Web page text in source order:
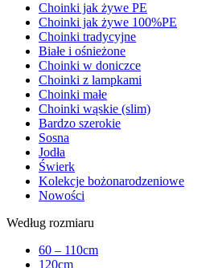
Choinki jak żywe PE
Choinki jak żywe 100%PE
Choinki tradycyjne
Białe i ośnieżone
Choinki w doniczce
Choinki z lampkami
Choinki małe
Choinki wąskie (slim)
Bardzo szerokie
Sosna
Jodła
Świerk
Kolekcje bożonarodzeniowe
Nowości
Według rozmiaru
60 – 110cm
120cm